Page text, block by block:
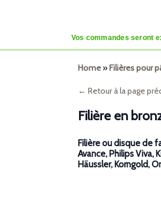
Vos commandes seront
Home»Filières pour
← Retour à la page
Filière en
Filière ou disque de
Avance, Philips Viva,
Häussler, Korngold,